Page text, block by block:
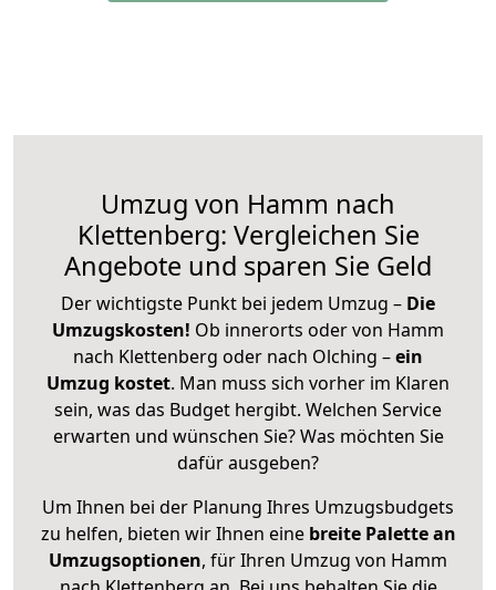
Umzug von Hamm nach
Klettenberg: Vergleichen Sie
Angebote und sparen Sie Geld
Der wichtigste Punkt bei jedem Umzug – Die
Umzugskosten! Ob innerorts oder von Hamm
nach Klettenberg oder nach Olching –ein
Umzug kostet. Man muss sich vorher im Klaren
sein, was das Budget hergibt. Welchen Service
erwarten und wünschen Sie? Was möchten Sie
dafür ausgeben?
Um Ihnen bei der Planung Ihres Umzugsbudgets
zu helfen, bieten wir Ihnen eine breite Palette an
Umzugsoptionen, für Ihren Umzug von Hamm